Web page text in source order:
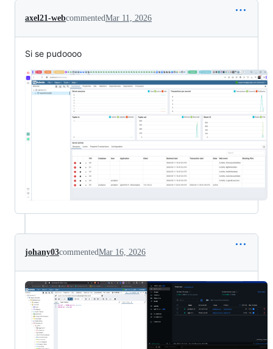
axel21-webcommentedMar 11, 2026
Si se pudoooo
johany03commentedMar 16, 2026